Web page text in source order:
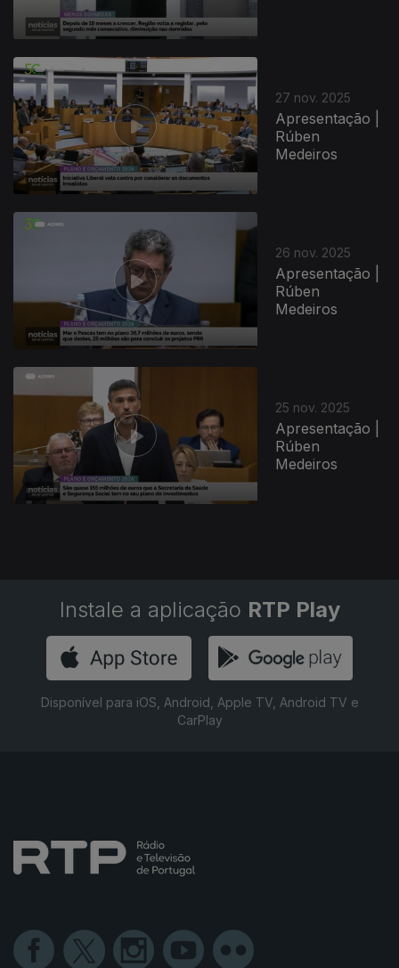
27 nov. 2025
Apresentação |
Rúben
Medeiros
26 nov. 2025
Apresentação |
Rúben
Medeiros
25 nov. 2025
Apresentação |
Rúben
Medeiros
891970
Instale a aplicação RTP Play
Disponível para iOS, Android, Apple TV, Android TV e
CarPlay